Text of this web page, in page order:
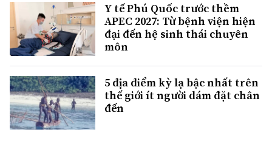
Y tế Phú Quốc trước thềm
APEC 2027: Từ bệnh viện hiện
đại đến hệ sinh thái chuyên
môn
5 địa điểm kỳ lạ bậc nhất trên
thế giới ít người dám đặt chân
đến